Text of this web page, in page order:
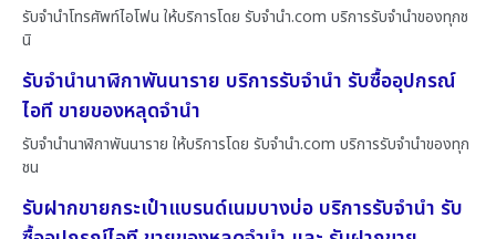
รับจำนำโทรศัพท์ไอโฟน ให้บริการโดย รับจํานํา.com บริการรับจำนำของทุกช
นิ
รับจำนำนาฬิกาพันนาราย บริการรับจำนำ รับซื้ออุปกรณ์
ไอที ขายของหลุดจำนำ
รับจำนำนาฬิกาพันนาราย ให้บริการโดย รับจํานํา.com บริการรับจำนำของทุก
ชน
รับฝากขายกระเป๋าแบรนด์เนมบางบ่อ บริการรับจำนำ รับ